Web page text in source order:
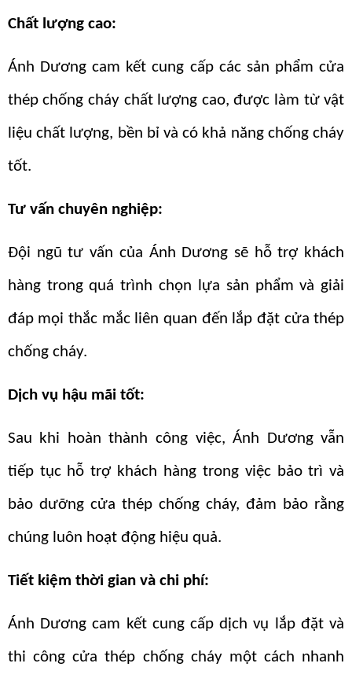
Chất lượng cao:
Ánh Dương cam kết cung cấp các sản phẩm cửa
thép chống cháy chất lượng cao, được làm từ vật
liệu chất lượng, bền bỉ và có khả năng chống cháy
tốt.
Tư vấn chuyên nghiệp:
Đội ngũ tư vấn của Ánh Dương sẽ hỗ trợ khách
hàng trong quá trình chọn lựa sản phẩm và giải
đáp mọi thắc mắc liên quan đến lắp đặt cửa thép
chống cháy.
Dịch vụ hậu mãi tốt:
Sau khi hoàn thành công việc, Ánh Dương vẫn
tiếp tục hỗ trợ khách hàng trong việc bảo trì và
bảo dưỡng cửa thép chống cháy, đảm bảo rằng
chúng luôn hoạt động hiệu quả.
Tiết kiệm thời gian và chi phí:
Ánh Dương cam kết cung cấp dịch vụ lắp đặt và
thi công cửa thép chống cháy một cách nhanh